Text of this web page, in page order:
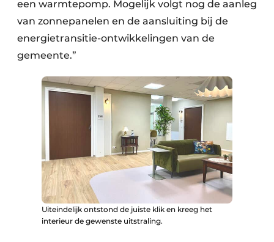
een warmtepomp. Mogelijk volgt nog de aanleg
van zonnepanelen en de aansluiting bij de
energietransitie-ontwikkelingen van de
gemeente.”
Uiteindelijk ontstond de juiste klik en kreeg het
interieur de gewenste uitstraling.